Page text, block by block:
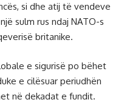
si dhe atij të vendeve
sulm rus ndaj NATO-s
britanike.
e sigurisë po bëhet
e cilësuar periudhën
në dekadat e fundit.